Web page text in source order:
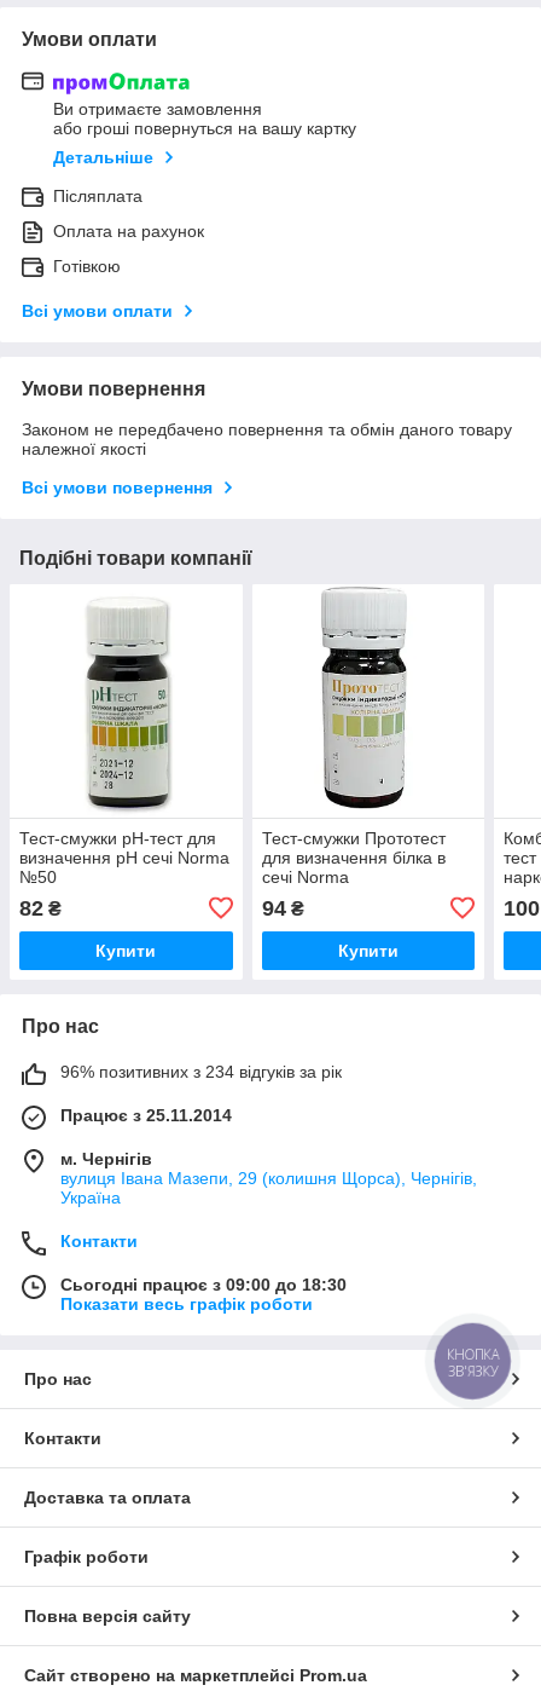
Умови оплати
Ви отримаєте замовлення
або гроші повернуться на вашу картку
Детальніше
Післяплата
Оплата на рахунок
Готівкою
Всі умови оплати
Умови повернення
Законом не передбачено повернення та обмін даного товару
належної якості
Всі умови повернення
Подібні товари компанії
Тест-смужки pH-тест для
визначення pH сечі Norma
№50
82 ₴
Купити
Тест-смужки Прототест
для визначення білка в
сечі Norma
94₴
Купити
100
Про нас
96% позитивних з 234 відгуків за рік
Працює з 25.11.2014
м. Чернігів
вулиця Івана Мазепи, 29 (колишня Щорса), Чернігів,
Україна
Контакти
Сьогодні працює з 09:00 до 18:30
Показати весь графік роботи
Про нас
Контакти
Доставка та оплата
Графік роботи
Повна версія сайту
Сайт створено на маркетплейсі Prom.ua
КНОПКА
ЗВ'ЯЗКУ